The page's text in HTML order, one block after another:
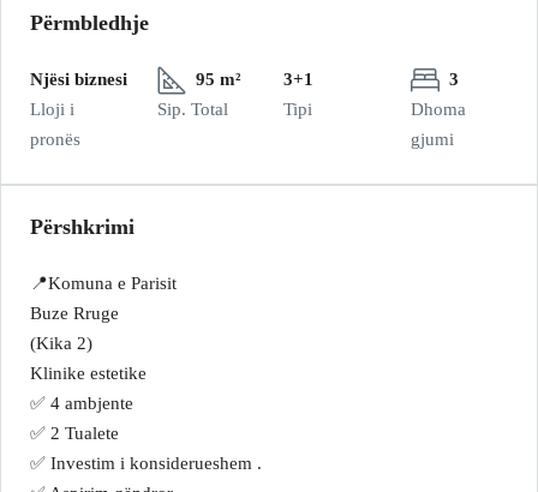
Përmbledhje
Njësi biznesi
Lloji i
pronës
95 m²
Sip. Total
3+1
Tipi
3
Dhoma
gjumi
Përshkrimi
📍Komuna e Parisit
Buze Rruge
(Kika 2)
Klinike estetike
✅ 4 ambjente
✅ 2 Tualete
✅ Investim i konsiderueshem .